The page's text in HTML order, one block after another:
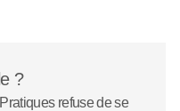
?
refuse de se